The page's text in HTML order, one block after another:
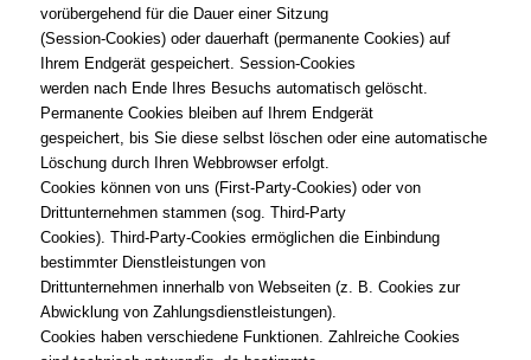
vorübergehend für die Dauer einer Sitzung
(Session-Cookies) oder dauerhaft (permanente Cookies) auf
Ihrem Endgerät gespeichert. Session-Cookies
werden nach Ende Ihres Besuchs automatisch gelöscht.
Permanente Cookies bleiben auf Ihrem Endgerät
gespeichert, bis Sie diese selbst löschen oder eine automatische
Löschung durch Ihren Webbrowser erfolgt.
Cookies können von uns (First-Party-Cookies) oder von
Drittunternehmen stammen (sog. Third-Party
Cookies). Third-Party-Cookies ermöglichen die Einbindung
bestimmter Dienstleistungen von
Drittunternehmen innerhalb von Webseiten (z. B. Cookies zur
Abwicklung von Zahlungsdienstleistungen).
Cookies haben verschiedene Funktionen. Zahlreiche Cookies